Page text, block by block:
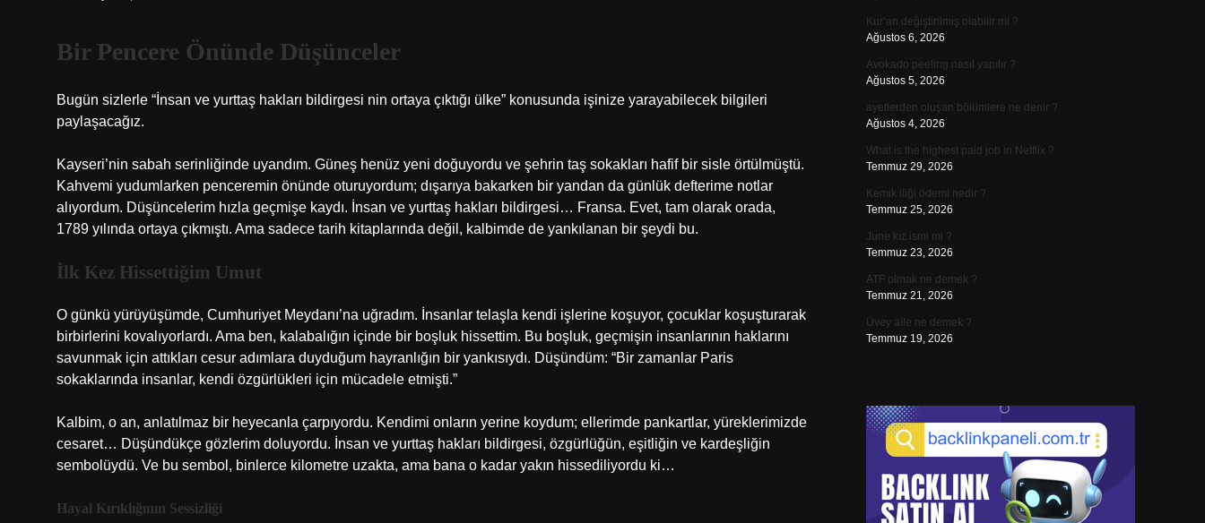
Bir Pencere Önünde Düşünceler
Bugün sizlerle “İnsan ve yurttaş hakları bildirgesi nin ortaya çıktığı ülke” konusunda işinize yarayabilecek bilgileri
paylaşacağız.
Kayseri’nin sabah serinliğinde uyandım. Güneş henüz yeni doğuyordu ve şehrin taş sokakları hafif bir sisle örtülmüştü.
Kahvemi yudumlarken penceremin önünde oturuyordum; dışarıya bakarken bir yandan da günlük defterime notlar
alıyordum. Düşüncelerim hızla geçmişe kaydı. İnsan ve yurttaş hakları bildirgesi… Fransa. Evet, tam olarak orada,
1789 yılında ortaya çıkmıştı. Ama sadece tarih kitaplarında değil, kalbimde de yankılanan bir şeydi bu.
İlk Kez Hissettiğim Umut
O günkü yürüyüşümde, Cumhuriyet Meydanı’na uğradım. İnsanlar telaşla kendi işlerine koşuyor, çocuklar koşuşturarak
birbirlerini kovalıyorlardı. Ama ben, kalabalığın içinde bir boşluk hissettim. Bu boşluk, geçmişin insanlarının haklarını
savunmak için attıkları cesur adımlara duyduğum hayranlığın bir yankısıydı. Düşündüm: “Bir zamanlar Paris
sokaklarında insanlar, kendi özgürlükleri için mücadele etmişti.”
Kalbim, o an, anlatılmaz bir heyecanla çarpıyordu. Kendimi onların yerine koydum; ellerimde pankartlar, yüreklerimizde
cesaret… Düşündükçe gözlerim doluyordu. İnsan ve yurttaş hakları bildirgesi, özgürlüğün, eşitliğin ve kardeşliğin
sembolüydü. Ve bu sembol, binlerce kilometre uzakta, ama bana o kadar yakın hissediliyordu ki…
Hayal Kırıklığının Sessizliği
Kur’an değiştirilmiş olabilir mi ?
Ağustos 6, 2026
Avokado peeling nasıl yapılır ?
Ağustos 5, 2026
ayetlerden oluşan bölümlere ne denir ?
Ağustos 4, 2026
What is the highest paid job in Netflix ?
Temmuz 29, 2026
Kemik iliği ödemi nedir ?
Temmuz 25, 2026
June kız ismi mi ?
Temmuz 23, 2026
ATF olmak ne demek ?
Temmuz 21, 2026
Üvey aile ne demek ?
Temmuz 19, 2026